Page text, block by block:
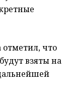
что
взяты на